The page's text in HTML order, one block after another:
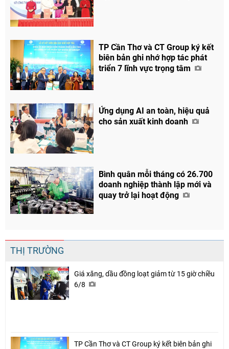
TP Cần Thơ và CT Group ký kết
biên bản ghi nhớ hợp tác phát
triển 7 lĩnh vực trọng tâm
Ứng dụng AI an toàn, hiệu quả
cho sản xuất kinh doanh
Bình quân mỗi tháng có 26.700
doanh nghiệp thành lập mới và
quay trở lại hoạt động
THỊ TRƯỜNG
Giá xăng, dầu đồng loạt giảm từ 15 giờ chiều
6/8
TP Cần Thơ và CT Group ký kết biên bản ghi